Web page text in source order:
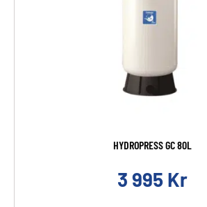
HYDROPRESS GC 80L
3 995 Kr